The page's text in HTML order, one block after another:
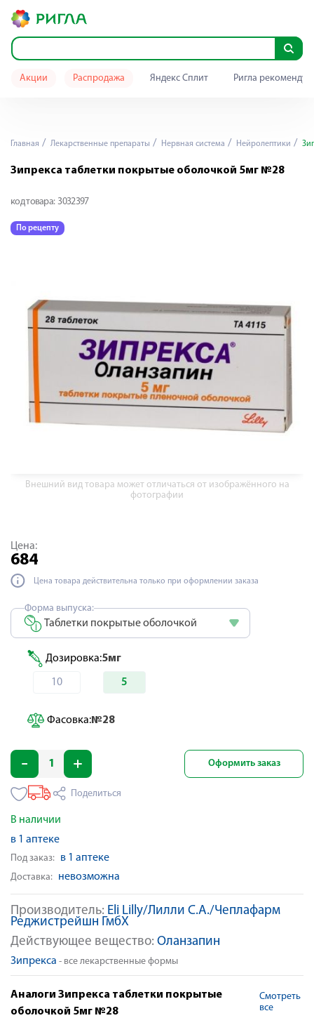
Акции Распродажа Яндекс Сплит Ригла
Главная Лекарственные препараты Нервная система Нейролептики
Зипрекса таблетки покрытые оболочкой 5мг №28
код товара: 3032397
По рецепту
Внешний вид товара может отличаться от изображённого на
фотографии
Производитель: Eli Lilly/Лилли С.А./Чеплафарм
Реджистрейшн ГмбХ
Действующее вещество: Оланзапин
Зипрекса - все лекарственные формы
Цена:
684
Цена товара действительна только при оформлении заказа
Форма выпуска:
Таблетки покрытые оболочкой
Дозировка:5мг
10 5
Фасовка:№28
Оформить заказ
Поделиться
В наличии
в 1 аптеке
Под заказ: в 1 аптеке
Доставка: невозможна
Аналоги Зипрекса таблетки покрытые
оболочкой 5мг №28
Смотреть
все